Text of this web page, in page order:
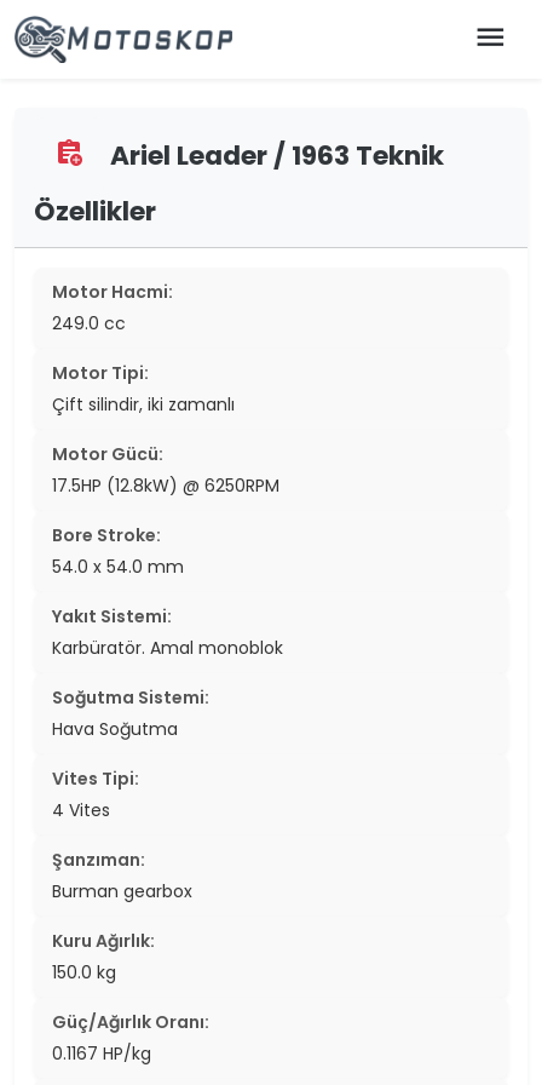
menu
assignment_add
Ariel Leader / 1963 Teknik
Özellikler
Motor Hacmi:
249.0 cc
Motor Tipi:
Çift silindir, iki zamanlı
Motor Gücü:
17.5HP (12.8kW) @ 6250RPM
Bore Stroke:
54.0 x 54.0 mm
Yakıt Sistemi:
Karbüratör. Amal monoblok
Soğutma Sistemi:
Hava Soğutma
Vites Tipi:
4 Vites
Şanzıman:
Burman gearbox
Kuru Ağırlık:
150.0 kg
Güç/Ağırlık Oranı:
0.1167 HP/kg